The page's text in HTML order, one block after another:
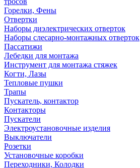
Горелки, Фены
Отвертки
Наборы диэлектрических отверток
Наборы слесарно-монтажных отверток
Пассатижи
Лебедки для монтажа
Инструмент для монтажа стяжек
Когти, Лазы
Тепловые пушки
Трапы
Пускатель, контактор
Контакторы
Пускатели
Электроустановочные изделия
Выключатели
Розетки
Установочные коробки
Переходники, Колодки